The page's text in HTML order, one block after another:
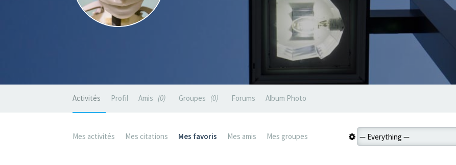
Activités Profil Amis 0 Groupes 0 Forums Album Photo
Mes activités Mes citations Mes favoris Mes amis Mes groupes